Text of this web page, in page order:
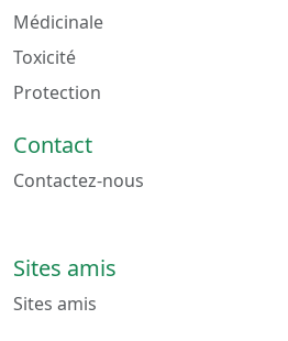
Médicinale
Toxicité
Protection
Contact
Contactez-nous
Sites amis
Sites amis